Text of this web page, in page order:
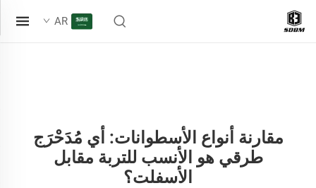
AR
مقارنة أنواع الأسطوانات: أي مُدَحْرَج
طرقي هو الأنسب للتربة مقابل
الأسفلت؟